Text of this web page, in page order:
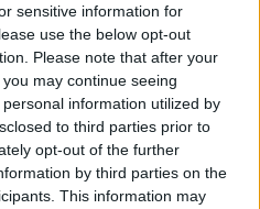
sensitive information for
use the below opt-out
Please note that after your
may continue seeing
information utilized by
to third parties prior to
opt-out of the further
by third parties on the
This information may
del convegno
il CORRIDOIO BLU
il full electric sui traghetti
ironing
agli esperti che decidono le